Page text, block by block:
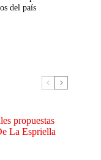
del país
propuestas
La Espriella